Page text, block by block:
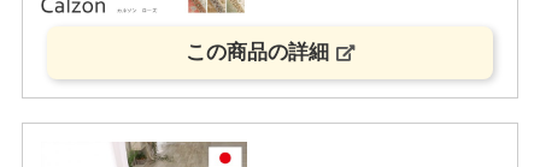
この商品の詳細